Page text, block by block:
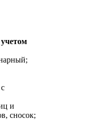
учетом
и
сносок;